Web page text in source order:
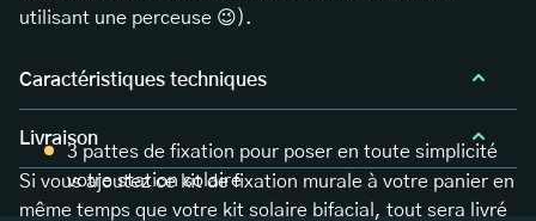
utilisant une perceuse 😉).
Caractéristiques techniques
3 pattes de fixation pour poser en toute simplicité
votre station solaire
Livraison
Si vous ajoutez ce kit de fixation murale à votre panier en
même temps que votre kit solaire bifacial, tout sera livré